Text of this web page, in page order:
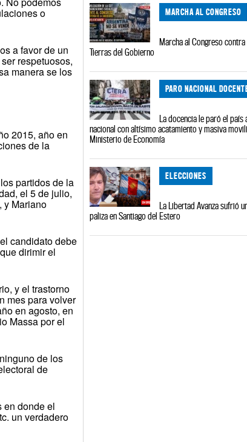
o
a favor de un
respetuosos,
manera se los
2015, año en
de la
partidos de la
el 5 de julio,
y Mariano
candidato debe
dirimir el
y el trastorno
mes para volver
en agosto, en
Massa por el
de los
de
en donde el
un verdadero
MARCHA AL CONGRESO
Marcha al Congreso contra
Tierras del Gobierno
PARO NACIONAL
La docencia le paró el país
nacional con altísimo acatamiento y masiva
Ministerio de Economía
ELECCIONES
La Libertad Avanza sufrió
paliza en Santiago del Estero